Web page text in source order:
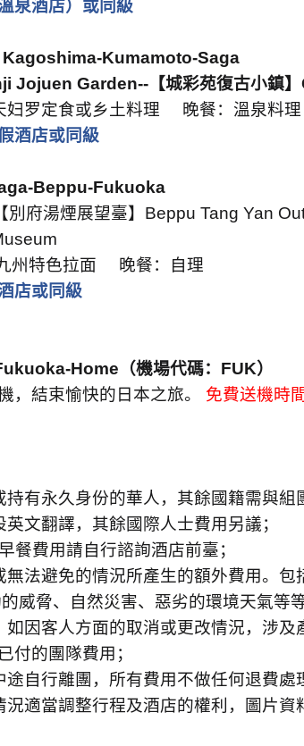
泉酒店）或同級
Kagoshima-Kumamoto-Saga
Jojuen Garden-- 【城彩苑復古小鎮】
妇罗定食或乡土料理
晚餐：溫泉料理
酒店或同級
Beppu-Fukuoka
【別府湯煙展望臺】 Beppu Tang Yan
州特色拉面
晚餐：自理
店或同級
Home （機場代碼： FUK）
，結束愉快的日本之旅。 免費送機時
有永久身份的華人，其餘國籍需與組
文翻譯，其餘國際人士費用另議；
餐費用請自行諮詢酒店前臺；
無法避免的情況所產生的額外費用。包
威脅、自然災害、惡劣的環境天氣等等
如因客人方面的取消或更改情況，涉
付的團隊費用；
自行離團，所有費用不做任何退費處
適當調整行程及酒店的權利，圖片